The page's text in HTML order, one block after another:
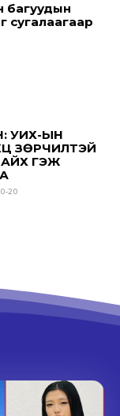
багуудын
сугалаагаар
УИХ-ЫН
ЗӨРЧИЛТЭЙ
ГЭЖ
20